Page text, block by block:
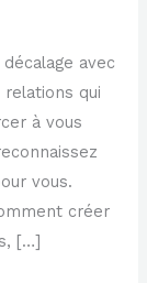
avec
relations qui
à vous
vous.
créer
[…]